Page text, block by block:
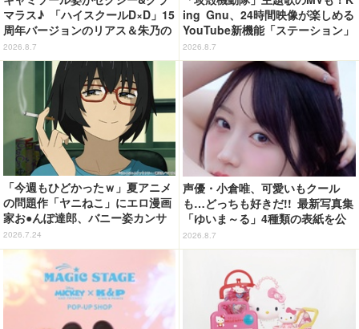
マラス♪ 「ハイスクールD×D」15
周年バージョンのリアス＆朱乃の
フィギュアがリニューアルパッケ
ージで登場！
2026.8.7
ing Gnu、24時間映像が楽しめる
YouTube新機能「ステーション」
ページを公開
2026.8.7
「今週もひどかったｗ」夏アニメ
の問題作「ヤニねこ」にエロ漫画
家お●んぽ達郎、バニー姿カンサ
イねこ登場にゃ！ 第4話の衝撃ラ
ストに「ヤバいをどんどん更新し
てる」【ネタバレあり反応まと
め】
2026.7.24
声優・小倉唯、可愛いもクール
も…どっちも好きだ!! 最新写真集
「ゆいま～る」4種類の表紙を公
開！「成長した私の姿を楽しんで
いただけたら」
2026.8.7